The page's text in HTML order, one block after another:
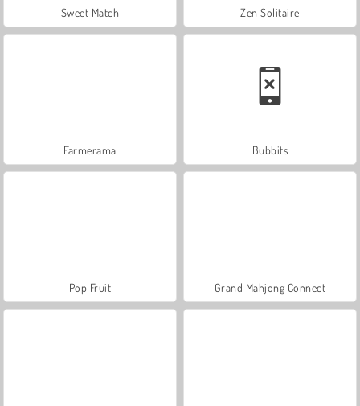
Sweet Match Zen Solitaire
Farmerama Bubbits
Pop Fruit Grand Mahjong Connect